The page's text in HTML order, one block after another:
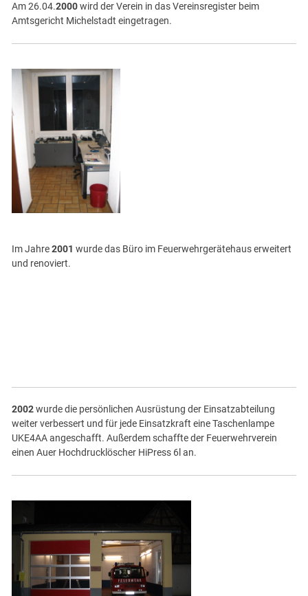
Am 26.04.2000wird der Verein in das Vereinsregister beim
Amtsgericht Michelstadt eingetragen.
Im Jahre2001wurde das Büro im Feuerwehrgerätehaus erweitert
und renoviert.
2002wurde die persönlichen Ausrüstung der Einsatzabteilung
weiter verbessert und für jede Einsatzkraft eine Taschenlampe
UKE4AA angeschafft. Außerdem schaffte der Feuerwehrverein
einen Auer Hochdrucklöscher HiPress 6l an.